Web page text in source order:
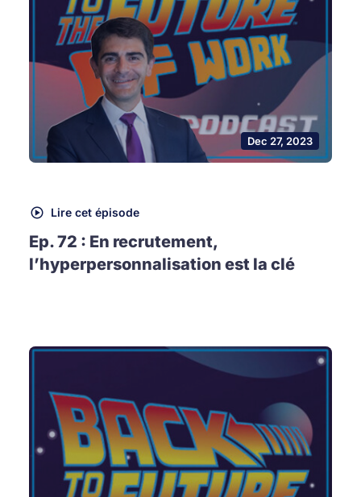
Dec 27, 2023
Lire cet épisode
Ep. 72 : En recrutement,
l’hyperpersonnalisation est la clé